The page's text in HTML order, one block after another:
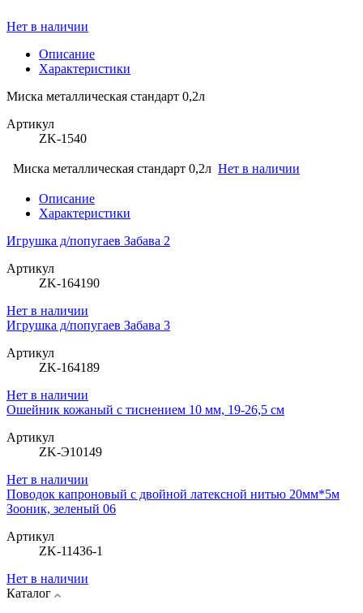
Нет в наличии
Описание
Характеристики
Миска металлическая стандарт 0,2л
Артикул
ZK-1540
Миска металлическая стандарт 0,2л Нет в наличии
Описание
Характеристики
Игрушка д/попугаев Забава 2
Артикул
ZK-164190
Нет в наличии
Игрушка д/попугаев Забава 3
Артикул
ZK-164189
Нет в наличии
Ошейник кожаный с тиснением 10 мм, 19-26,5 см
Артикул
ZK-Э10149
Нет в наличии
Поводок капроновый с двойной латексной нитью 20мм*5м
Зооник, зеленый 06
Артикул
ZK-11436-1
Нет в наличии
Каталог